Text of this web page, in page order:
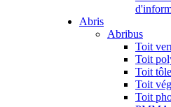
Abris
Abribus
Toit
Toit
Toit
Toit
Toit